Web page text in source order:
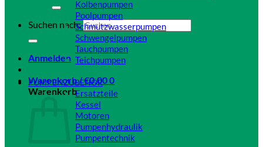
Suchen nach:
Anmelden
Warenkorb /€0,000
Warenkorb
Kolbenpumpen
Poolpumpen
Schmutzwasserpumpen
Schwengelpumpen
Tauchpumpen
Teichpumpen
PUMPENZUBEHÖR
Ersatzteile
Kessel
Motoren
Pumpenhydraulik
Pumpentechnik